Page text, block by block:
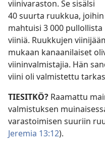
viinivaraston. Se sisälsi
40 suurta ruukkua, joihin
mahtuisi 3 000 pullollista
viiniä. Ruukkujen
mukaan kanaanilaiset
viininvalmistajia. Hän
viini oli valmistettu
TIESITKÖ? Raamattu
valmistuksen
varastoimisen suuriin
Jeremia 13:12).